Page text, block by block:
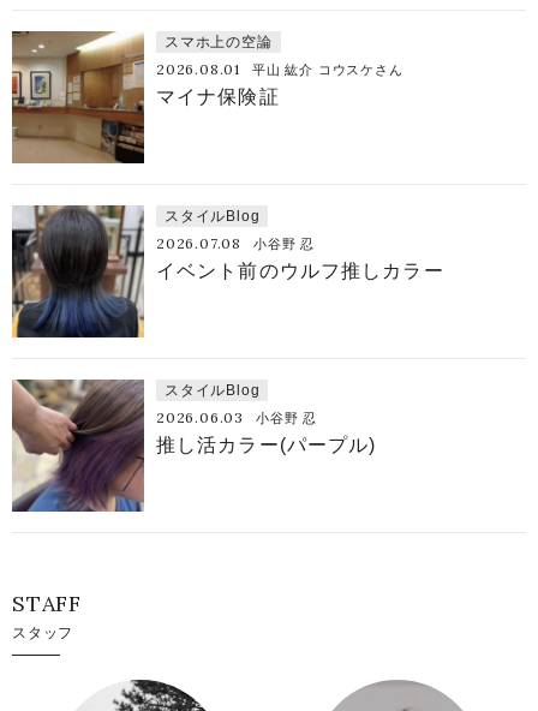
スマホ上の空論
2026.08.01 平山 紘介 コウスケさん
マイナ保険証
スタイルBlog
2026.07.08 小谷野 忍
イベント前のウルフ推しカラー
スタイルBlog
2026.06.03 小谷野 忍
推し活カラー(パープル)
STAFF
スタッフ